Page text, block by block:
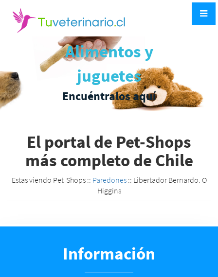
Alimentos y
juguetes
Encuéntralos aquí
El portal de Pet-Shops
más completo de Chile
Estas viendo Pet-Shops :: Paredones:: Libertador Bernardo. O
Higgins
Información